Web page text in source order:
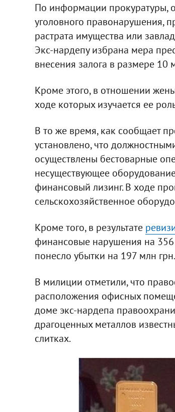
По информации прокуратуры,
уголовного правонарушения,
растрата имущества или
Экс-нардепу избрана мера
внесения залога в размере
Кроме этого, в отношении
ходе которых изучается ее
В то же время, как сообщает
установлено, что
осуществлены бестоварные
несуществующее
финансовый лизинг. В ходе
сельскохозяйственное
Кроме того, в результате
финансовые нарушения на
понесло убытки на 197 млн грн.
В милиции отметили, что
расположения офисных
доме экс-нардепа
драгоценных металлов
слитках.